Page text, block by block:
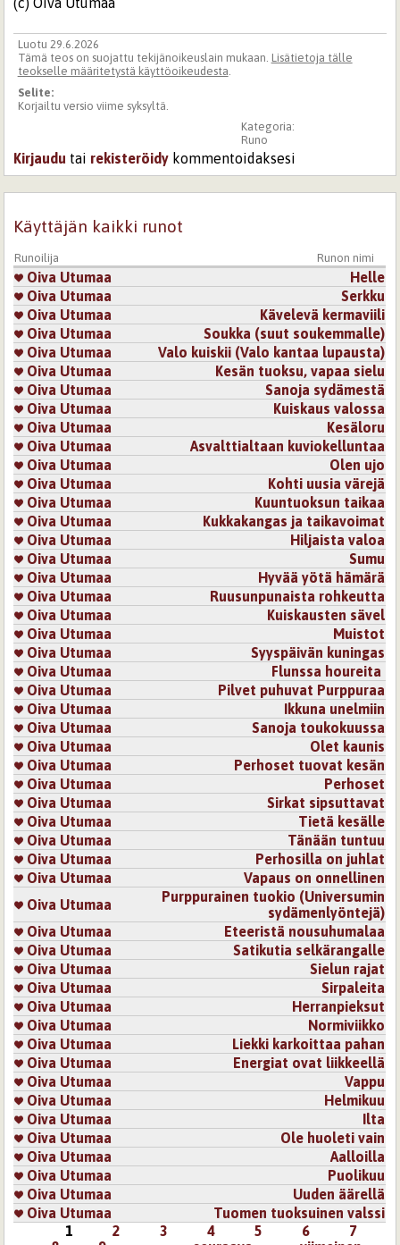
Luotu 29.6.2026
Tämä teos on suojattu tekijänoikeuslain mukaan. Lisätietoja tälle
teokselle määritetystä käyttöoikeudesta.
Selite:
Korjailtu versio viime syksyltä.
Kategoria:
Runo
Kirjaudu tai rekisteröidy kommentoidaksesi
Käyttäjän kaikki runot
Runoilija Runon nimi
Oiva Utumaa
Helle
Oiva Utumaa
Serkku
Oiva Utumaa
Kävelevä kermaviili
Oiva Utumaa
Soukka (suut soukemmalle)
Oiva Utumaa
Valo kuiskii (Valo kantaa lupausta)
Oiva Utumaa
Kesän tuoksu, vapaa sielu
Oiva Utumaa
Sanoja sydämestä
Oiva Utumaa
Kuiskaus valossa
Oiva Utumaa
Kesäloru
Oiva Utumaa
Asvalttialtaan kuviokelluntaa
Oiva Utumaa
Olen ujo
Oiva Utumaa
Kohti uusia värejä
Oiva Utumaa
Kuuntuoksun taikaa
Oiva Utumaa
Kukkakangas ja taikavoimat
Oiva Utumaa
Hiljaista valoa
Oiva Utumaa
Sumu
Oiva Utumaa
Hyvää yötä hämärä
Oiva Utumaa
Ruusunpunaista rohkeutta
Oiva Utumaa
Kuiskausten sävel
Oiva Utumaa
Muistot
Oiva Utumaa
Syyspäivän kuningas
Oiva Utumaa
Flunssa houreita
Oiva Utumaa
Pilvet puhuvat Purppuraa
Oiva Utumaa
Ikkuna unelmiin
Oiva Utumaa
Sanoja toukokuussa
Oiva Utumaa
Olet kaunis
Oiva Utumaa
Perhoset tuovat kesän
Oiva Utumaa
Perhoset
Oiva Utumaa
Sirkat sipsuttavat
Oiva Utumaa
Tietä kesälle
Oiva Utumaa
Tänään tuntuu
Oiva Utumaa
Perhosilla on juhlat
Oiva Utumaa
Vapaus on onnellinen
Oiva Utumaa
Purppurainen tuokio (Universumin
sydämenlyöntejä)
Oiva Utumaa
Eteeristä nousuhumalaa
Oiva Utumaa
Satikutia selkärangalle
Oiva Utumaa
Sielun rajat
Oiva Utumaa
Sirpaleita
Oiva Utumaa
Herranpieksut
Oiva Utumaa
Normiviikko
Oiva Utumaa
Liekki karkoittaa pahan
Oiva Utumaa
Energiat ovat liikkeellä
Oiva Utumaa
Vappu
Oiva Utumaa
Helmikuu
Oiva Utumaa
Ilta
Oiva Utumaa
Ole huoleti vain
Oiva Utumaa
Aalloilla
Oiva Utumaa
Puolikuu
Oiva Utumaa
Uuden äärellä
Oiva Utumaa
Tuomen tuoksuinen valssi
1 2 3 4 5 6
7